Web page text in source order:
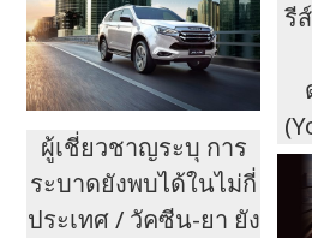
รี
ผู้เชี่ยวชาญระบุ การ
ระบาดยังพบได้ในไม่กี่
ประเทศ / วัคซีน-ยา ยัง